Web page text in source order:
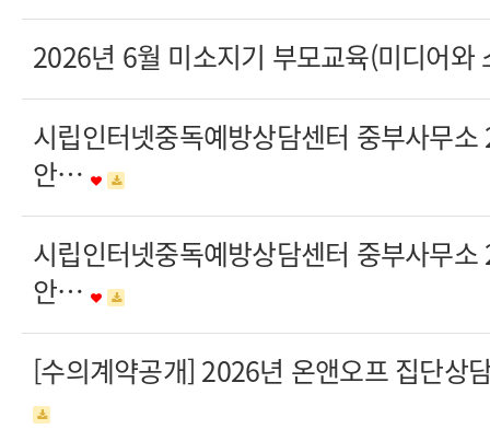
2026년 6월 미소지기 부모교육(미디어
시립인터넷중독예방상담센터 중부사무
안…
시립인터넷중독예방상담센터 중부사무
안…
[수의계약공개] 2026년 온앤오프 집단